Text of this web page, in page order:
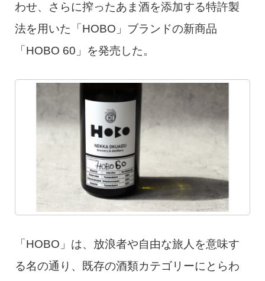
わせ、さらに搾ったあま酒を添加する特許製
法を用いた「HOBO」ブランドの新商品
「HOBO 60」を発売した。
「HOBO」は、放浪者や自由な旅人を意味す
る名の通り、既存の酒類カテゴリーにとらわ